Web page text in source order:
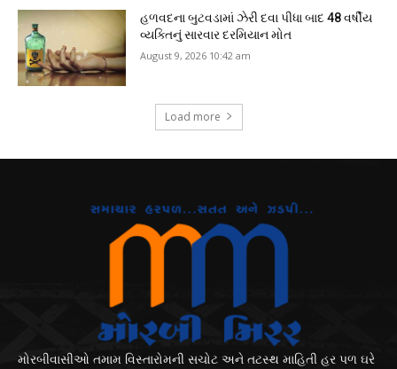
હળવદના બુટવડામાં ઝેરી દવા પીધા બાદ 48 વર્ષીય
વ્યક્તિનું સારવાર દરમિયાન મોત
August 9, 2026 10:42 am
Load more
મોરબીવાસીઓ તમામ વિસ્તારોમની સચોટ અને તટસ્થ માહિતી હર પળ ઘરે